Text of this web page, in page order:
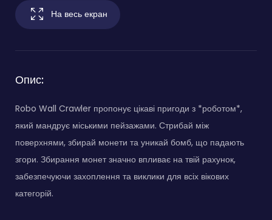
На весь екран
Опис:
Robo Wall Crawler пропонує цікаві пригоди з *роботом*,
який мандрує міськими пейзажами. Стрибай між
поверхнями, збирай монети та уникай бомб, що падають
згори. Збирання монет значно впливає на твій рахунок,
забезпечуючи захоплення та виклики для всіх вікових
категорій.